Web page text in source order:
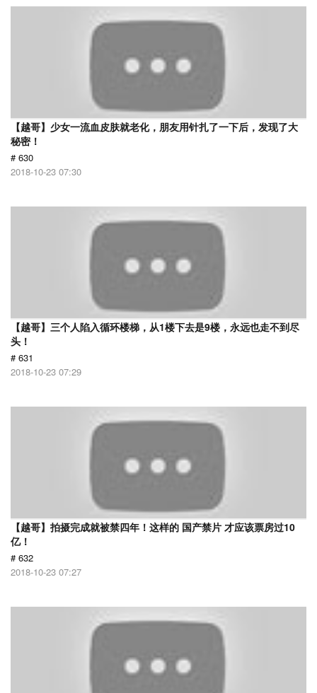
【越哥】少女一流血皮肤就老化，朋友用针扎了一下后，发现了大
秘密！
# 630
2018-10-23 07:30
【越哥】三个人陷入循环楼梯，从1楼下去是9楼，永远也走不到尽
头！
# 631
2018-10-23 07:29
【越哥】拍摄完成就被禁四年！这样的 国产禁片 才应该票房过10
亿！
# 632
2018-10-23 07:27